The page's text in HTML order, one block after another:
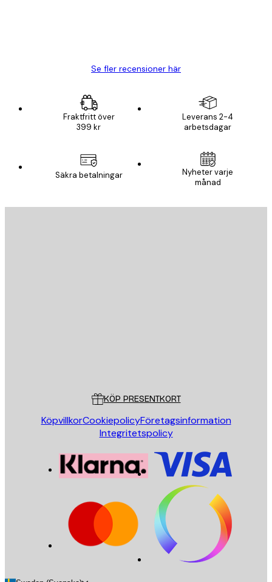
Se fler recensioner här
Fraktfritt över
399 kr
Leverans 2-4
arbetsdagar
Säkra betalningar
Nyheter varje
månad
KÖP PRESENTKORT
KöpvillkorCookiepolicyFöretagsinformation
Integritetspolicy